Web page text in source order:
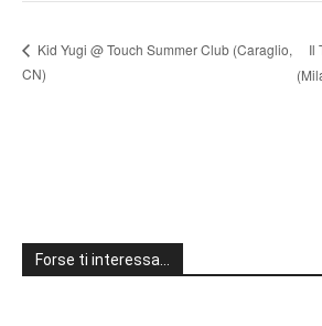
Kid Yugi @ Touch Summer Club (Caraglio,
CN)
Il
Forse ti interessa…